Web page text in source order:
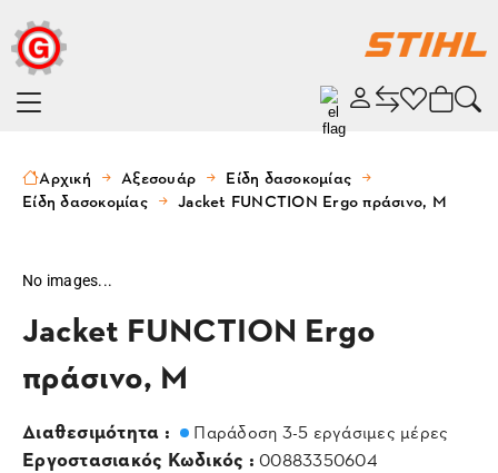
Αρχική Αξεσουάρ
Είδη δασοκομίας
Είδη δασοκομίας
Jacket FUNCTION Ergo πράσινο, M
No images...
Jacket FUNCTION Ergo
πράσινο, M
Διαθεσιμότητα : Παράδοση 3-5 εργάσιμες μέρες
Εργοστασιακός Κωδικός : 00883350604